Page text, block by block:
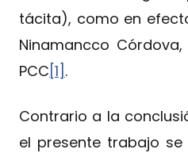
tácita), como en
Ninamancco
PCC [1] .
Contrario a la
el presente trabajo